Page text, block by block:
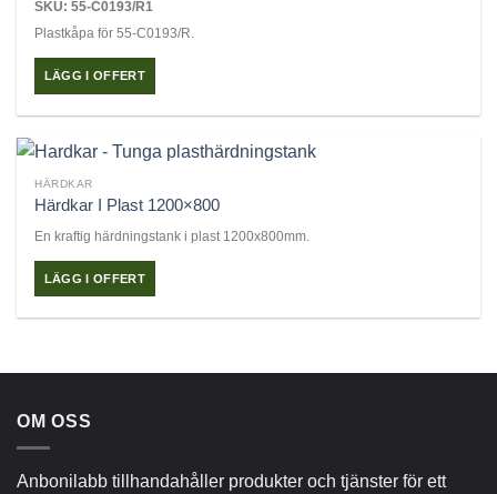
SKU: 55-C0193/R1
Plastkåpa för 55-C0193/R.
LÄGG I OFFERT
HÄRDKAR
Härdkar I Plast 1200×800
En kraftig härdningstank i plast 1200x800mm.
LÄGG I OFFERT
OM OSS
Anbonilabb tillhandahåller produkter och tjänster för ett